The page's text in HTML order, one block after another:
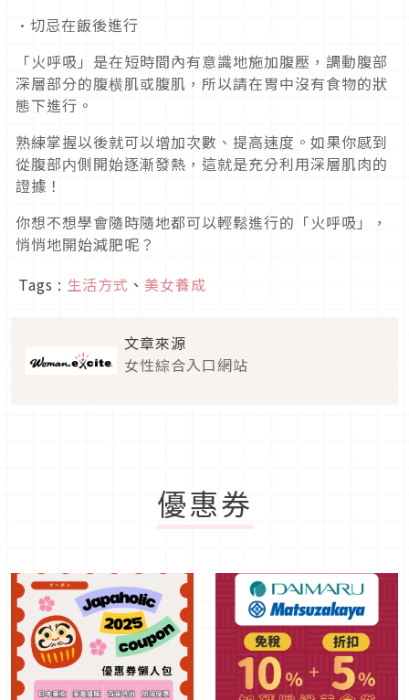
·切忌在飯後進行
「火呼吸」是在短時間內有意識地施加腹壓，調動腹部
深層部分的腹横肌或腹肌，所以請在胃中沒有食物的狀
態下進行。
熟練掌握以後就可以增加次數、提高速度。如果你感到
從腹部内側開始逐漸發熱，這就是充分利用深層肌肉的
證據！
你想不想學會隨時隨地都可以輕鬆進行的「火呼吸」，
悄悄地開始減肥呢？
Tags : 生活方式 、 美女養成
文章來源
女性綜合入口網站
優惠券